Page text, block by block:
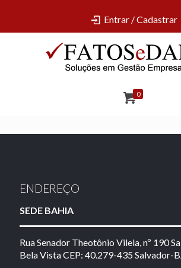
Entrar / Cadastrar
0
ENDEREÇO
SEDE BAHIA
Rua Senador Theotônio Vilela, nº 190
Bela Vista CEP: 40.279-435 Salvador-